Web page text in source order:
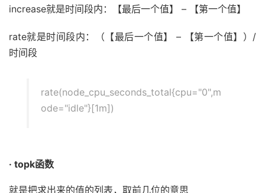
increase就是时间段内：【最后一个值】 – 【第一个值】
rate就是时间段内：（【最后一个值】 – 【第一个值】）/
时间段
rate(node_cpu_seconds_total{cpu="0",m
ode="idle"}[1m])
· topk函数
就是把求出来的值的列表，取前几位的意思